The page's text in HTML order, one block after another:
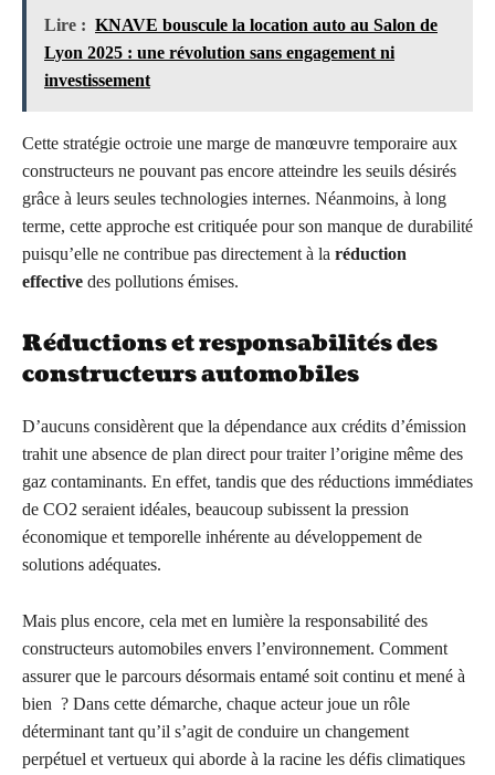
Lire : KNAVE bouscule la location auto au Salon de
Lyon 2025 : une révolution sans engagement ni
investissement
Cette stratégie octroie une marge de manœuvre temporaire aux
constructeurs ne pouvant pas encore atteindre les seuils désirés
grâce à leurs seules technologies internes. Néanmoins, à long
terme, cette approche est critiquée pour son manque de durabilité
puisqu’elle ne contribue pas directement à la réduction
effective des pollutions émises.
Réductions et responsabilités des
constructeurs automobiles
D’aucuns considèrent que la dépendance aux crédits d’émission
trahit une absence de plan direct pour traiter l’origine même des
gaz contaminants. En effet, tandis que des réductions immédiates
de CO2 seraient idéales, beaucoup subissent la pression
économique et temporelle inhérente au développement de
solutions adéquates.
Mais plus encore, cela met en lumière la responsabilité des
constructeurs automobiles envers l’environnement. Comment
assurer que le parcours désormais entamé soit continu et mené à
bien ? Dans cette démarche, chaque acteur joue un rôle
déterminant tant qu’il s’agit de conduire un changement
perpétuel et vertueux qui aborde à la racine les défis climatiques